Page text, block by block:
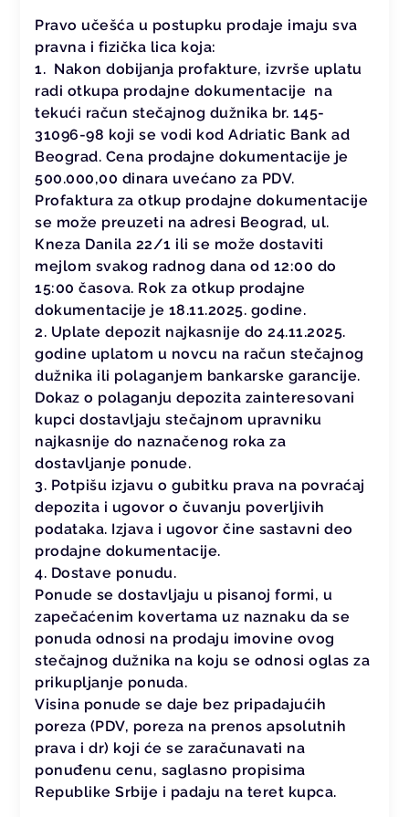
Pravo učešća u postupku prodaje imaju sva
pravna i fizička lica koja:
1. Nakon dobijanja profakture, izvrše uplatu
radi otkupa prodajne dokumentacije na
tekući račun stečajnog dužnika br. 145-
31096-98 koji se vodi kod Adriatic Bank ad
Beograd. Cena prodajne dokumentacije je
500.000,00 dinara uvećano za PDV.
Profaktura za otkup prodajne dokumentacije
se može preuzeti na adresi Beograd, ul.
Кneza Danila 22/1 ili se može dostaviti
mejlom svakog radnog dana od 12:00 do
15:00 časova. Rok za otkup prodajne
dokumentacije je 18.11.2025. godine.
2. Uplate depozit najkasnije do 24.11.2025.
godine uplatom u novcu na račun stečajnog
dužnika ili polaganjem bankarske garancije.
Dokaz o polaganju depozita zainteresovani
kupci dostavljaju stečajnom upravniku
najkasnije do naznačenog roka za
dostavljanje ponude.
3. Potpišu izjavu o gubitku prava na povraćaj
depozita i ugovor o čuvanju poverljivih
podataka. Izjava i ugovor čine sastavni deo
prodajne dokumentacije.
4. Dostave ponudu.
Ponude se dostavljaju u pisanoj formi, u
zapečaćenim kovertama uz naznaku da se
ponuda odnosi na prodaju imovine ovog
stečajnog dužnika na koju se odnosi oglas za
prikupljanje ponuda.
Visina ponude se daje bez pripadajućih
poreza (PDV, poreza na prenos apsolutnih
prava i dr) koji će se zaračunavati na
ponuđenu cenu, saglasno propisima
Republike Srbije i padaju na teret kupca.